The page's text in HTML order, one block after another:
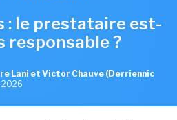
: le prestataire est-
responsable ?
Lani et Victor Chauve (Derriennic
2026